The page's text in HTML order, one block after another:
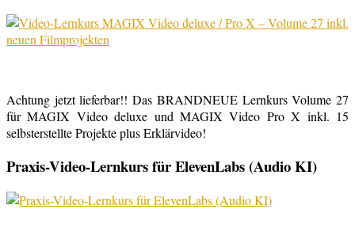
Achtung jetzt lieferbar!! Das BRANDNEUE Lernkurs Volume 27
für MAGIX Video deluxe und MAGIX Video Pro X inkl. 15
selbsterstellte Projekte plus Erklärvideo!
Praxis-Video-Lernkurs für ElevenLabs (Audio KI)